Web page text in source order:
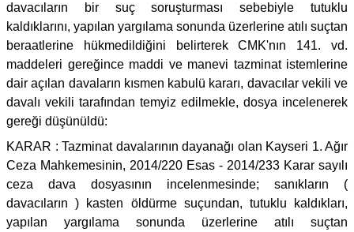
davacıların bir suç soruşturması sebebiyle tutuklu
kaldıklarını, yapılan yargılama sonunda üzerlerine atılı suçtan
beraatlerine hükmedildiğini belirterek CMK'nın 141. vd.
maddeleri gereğince maddi ve manevi tazminat istemlerine
dair açılan davaların kısmen kabulü kararı, davacılar vekili ve
davalı vekili tarafından temyiz edilmekle, dosya incelenerek
gereği düşünüldü:
KARAR : Tazminat davalarının dayanağı olan Kayseri 1. Ağır
Ceza Mahkemesinin, 2014/220 Esas - 2014/233 Karar sayılı
ceza dava dosyasının incelenmesinde; sanıkların (
davacıların ) kasten öldürme suçundan, tutuklu kaldıkları,
yapılan yargılama sonunda üzerlerine atılı suçtan